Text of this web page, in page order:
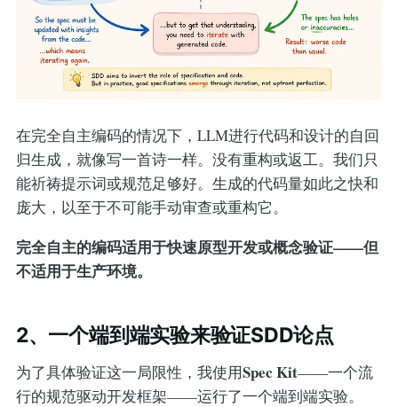
在完全自主编码的情况下，LLM进行代码和设计的自回
归生成，就像写一首诗一样。没有重构或返工。我们只
能祈祷提示词或规范足够好。生成的代码量如此之快和
庞大，以至于不可能手动审查或重构它。
完全自主的编码适用于快速原型开发或概念验证——但
不适用于生产环境。
2、一个端到端实验来验证SDD论点
为了具体验证这一局限性，我使用Spec Kit——一个流
行的规范驱动开发框架——运行了一个端到端实验。